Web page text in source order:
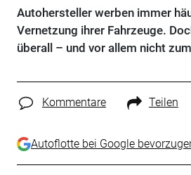
Autohersteller werben immer
Vernetzung ihrer Fahrzeuge.
überall – und vor allem nicht
Kommentare Teilen
Autoflotte bei Google